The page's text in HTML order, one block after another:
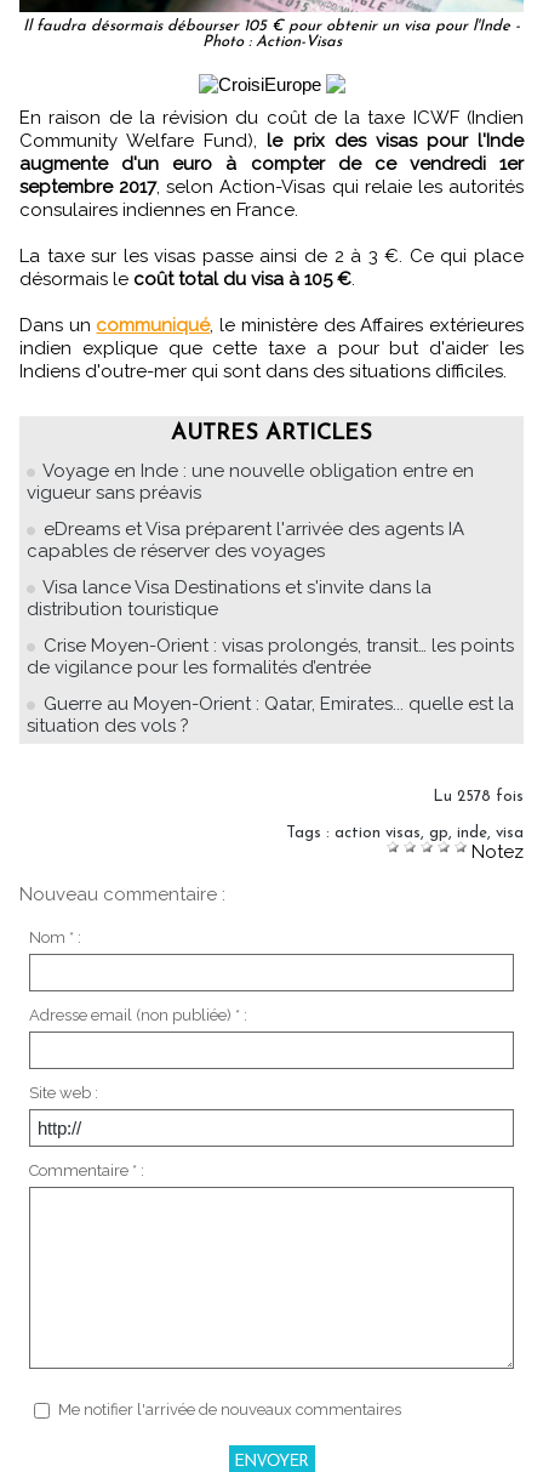
Il faudra désormais débourser 105 € pour obtenir un visa pour l'Inde -
Photo : Action-Visas
En raison de la révision du coût de la taxe ICWF (Indien
Community Welfare Fund),le prix des visas pour l'Inde
augmente d'un euro à compter de ce vendredi 1er
septembre 2017, selon Action-Visas qui relaie les autorités
consulaires indiennes en France.
La taxe sur les visas passe ainsi de 2 à 3 €. Ce qui place
désormais le coût total du visa à 105 €.
Dans un communiqué, le ministère des Affaires extérieures
indien explique que cette taxe a pour but d'aider les
Indiens d'outre-mer qui sont dans des situations difficiles.
AUTRES ARTICLES
Voyage en Inde : une nouvelle obligation entre en
vigueur sans préavis
eDreams et Visa préparent l'arrivée des agents IA
capables de réserver des voyages
Visa lance Visa Destinations et s'invite dans la
distribution touristique
Crise Moyen-Orient : visas prolongés, transit… les points
de vigilance pour les formalités d’entrée
Guerre au Moyen-Orient : Qatar, Emirates... quelle est la
situation des vols ?
Lu 2578 fois
Tags : action visas, gp, inde, visa
Notez
Nouveau commentaire :
Nom * :
Adresse email (non publiée) * :
Site web :
Commentaire * :
Me notifier l'arrivée de nouveaux commentaires